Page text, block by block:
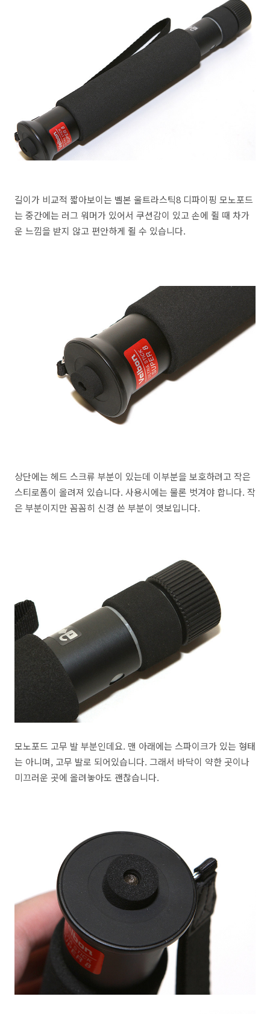
길이가 비교적 짧아보이는 벨본 울트라스틱8 디파이핑 모노포드
는 중간에는 러그 워머가 있어서 쿠션감이 있고 손에 쥘 때 차가
운 느낌을 받지 않고 편안하게 쥘 수 있습니다.
상단에는 헤드 스크류 부분이 있는데 이부분을 보호하려고 작은
스티로폼이 올려져 있습니다. 사용시에는 물론 벗겨야 합니다. 작
은 부분이지만 꼼꼼히 신경 쓴 부분이 엿보입니다.
모노포드 고무 발 부분인데요. 맨 아래에는 스파이크가 있는 형태
는 아니며, 고무 발로 되어있습니다. 그래서 바닥이 약한 곳이나
미끄러운 곳에 올려놓아도 괜찮습니다.